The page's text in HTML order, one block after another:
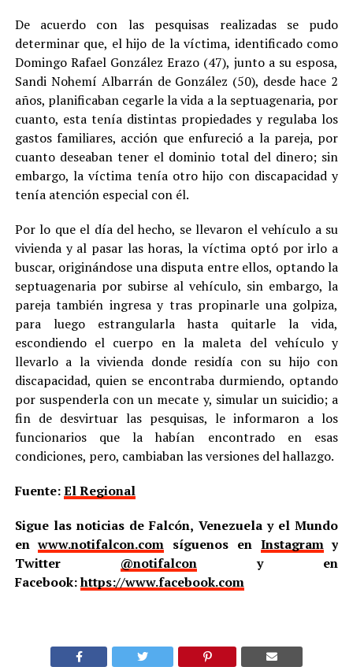
De acuerdo con las pesquisas realizadas se pudo
determinar que, el hijo de la víctima, identificado como
Domingo Rafael González Erazo (47), junto a su esposa,
Sandi Nohemí Albarrán de González (50), desde hace 2
años, planificaban cegarle la vida a la septuagenaria, por
cuanto, esta tenía distintas propiedades y regulaba los
gastos familiares, acción que enfureció a la pareja, por
cuanto deseaban tener el dominio total del dinero; sin
embargo, la víctima tenía otro hijo con discapacidad y
tenía atención especial con él.
Por lo que el día del hecho, se llevaron el vehículo a su
vivienda y al pasar las horas, la víctima optó por irlo a
buscar, originándose una disputa entre ellos, optando la
septuagenaria por subirse al vehículo, sin embargo, la
pareja también ingresa y tras propinarle una golpiza,
para luego estrangularla hasta quitarle la vida,
escondiendo el cuerpo en la maleta del vehículo y
llevarlo a la vivienda donde residía con su hijo con
discapacidad, quien se encontraba durmiendo, optando
por suspenderla con un mecate y, simular un suicidio; a
fin de desvirtuar las pesquisas, le informaron a los
funcionarios que la habían encontrado en esas
condiciones, pero, cambiaban las versiones del hallazgo.
Fuente:El Regional
Sigue las noticias de Falcón, Venezuela y el Mundo
enwww.notifalcon.com síguenos en Instagramy
Twitter @notifalcony en
Facebook:https://www.facebook.com